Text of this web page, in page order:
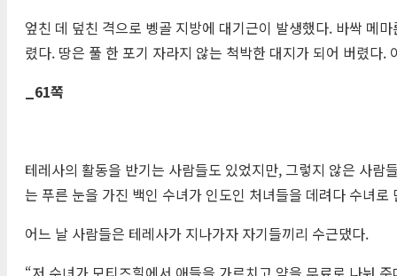
엎친 데 덮친 격으로 벵골 지방에 대기근이 발생했다. 바싹 메
렸다. 땅은 풀 한 포기 자라지 않는 척박한 대지가 되어 버렸다.
_61쪽
테레사의 활동을 반기는 사람들도 있었지만, 그렇지 않은 사
는 푸른 눈을 가진 백인 수녀가 인도인 처녀들을 데려다 수녀로
어느 날 사람들은 테레사가 지나가자 자기들끼리 수근댔다.